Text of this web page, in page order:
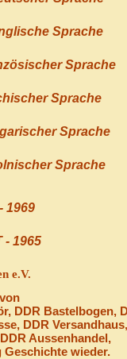
Sprache
Sprache
Sprache
Sprache
Sprache
1969
- 1965
e.V.
DDR Bastelbogen,
DDR
Aussenhandel,
Geschichte wieder.